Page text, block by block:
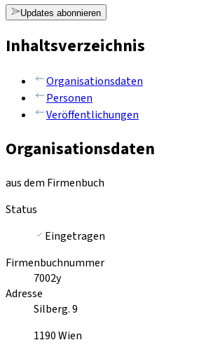
Updates abonnieren
Inhaltsverzeichnis
Organisationsdaten
Personen
Veröffentlichungen
Organisationsdaten
aus dem Firmenbuch
Status
Eingetragen
Firmenbuchnummer
7002y
Adresse
Silberg. 9
1190Wien